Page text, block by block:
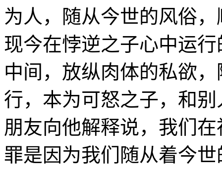
为人，随从今世的风俗
现今在悖逆之子心中运
中间，放纵肉体的私欲
行，本为可怒之子，和
朋友向他解释说，我们
罪是因为我们随从着今